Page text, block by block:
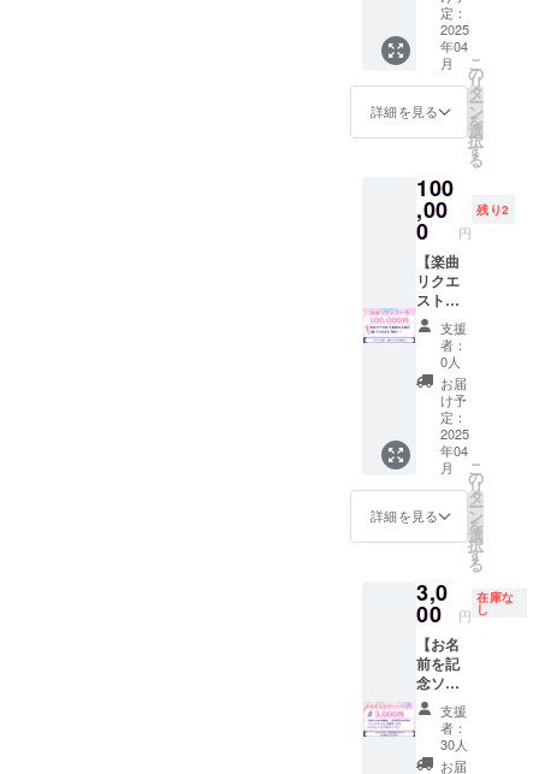
書(デジ
タル)を
お送り
しま
【リア
ルライ
ト】 ・
日程：
2025年
4月26
日 17
時~18時
予定 ・
場所：
エンタ
ス秋葉
原 ・支
援者様
の交通
費や滞
在費は
各自で
くださ
い。
(現物)】
感謝の
気持ち
を込め
援証明
書(現物)
す。
名前を
ご記入
くださ
い。
【ファ
ンブッ
おろし
写真と
コメン
ト付き
のファ
ンブッ
クです
・数
量：1点
・サイ
ズ：
A5（14
8mm×2
10mm
ページ
数：24
ページ
4/26の
ライブ
のエン
ドロー
ル映像
に、支
援者様
のお名
（ニッ
終了後
メール
にURL
を記載
しま
す。
下の
グッズ
を提供
しま
す。 特
製缶
バッチ
・数
量：1点
・サイ
ズ：
57mm
サイズ
アクリ
ルスタ
ンド ・
数量：1
点 ・サ
75mm×
マフ
ラータ
オル ・
数量：1
点 ・サ
イズ：
110cm
×21cm
【チェ
キ】 お
礼の直
筆お手
紙をお
送りし
ます。
【リハ
映像】
直前リ
ルの様
子の録
画をお
送りし
ます。
・収録
時間：
約1時間
・提供
方法：
ライブ
終了後
メール
にURL
を記載
しま
す。
【グッ
ズ全
部】 以
グッズ
を提供
しま
す。 特
製缶
バッチ
・数
量：1点
・サイ
ズ：
定：
2025
年04
月
詳細を見る
こ
の
リ
タ
ー
ン
を
選
択
す
る
100
,00
0 円
残り2
【楽曲
リクエ
スト
権】 生
誕ライ
ブにて
歌唱す
る曲を1
曲リク
エスト
可能で
す(カ
バー
OK)
【お名
前掲
4/26の
ライブ
のエン
ドロー
ル映像
に、支
援者様
のお名
（ニッ
支援
者：
0人
お届
け予
定：
2025
年04
月
詳細を見る
こ
の
リ
タ
ー
ン
を
選
択
す
る
3,0
00 円
在庫な
し
【お名
前を記
念ソン
グにい
れる】
今回の
ための
支援
者：
30人
お届